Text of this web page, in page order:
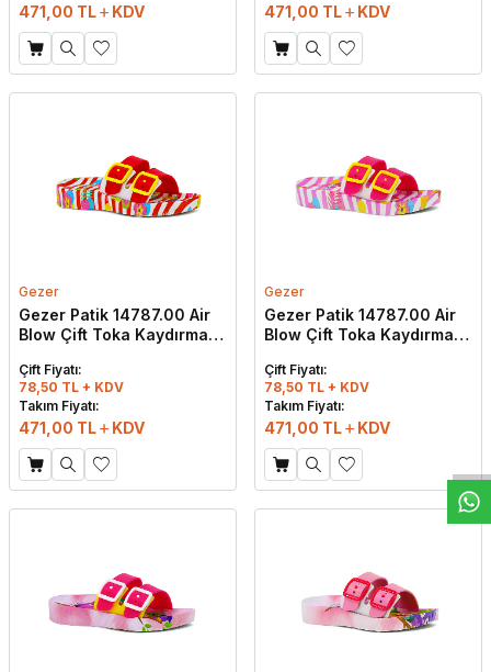
471,00 TL KDV 471,00 TL KDV
Gezer
Gezer Patik 14787.00 Air
Blow Çift Toka Kaydırmaz
Çift Fiyatı:
78,50 TL + KDV
Takım Fiyatı:
471,00 TL KDV
Gezer
Gezer Patik 14787.00 Air
Blow Çift Toka Kaydırmaz
Çift Fiyatı:
78,50 TL + KDV
Takım Fiyatı:
471,00 TL KDV